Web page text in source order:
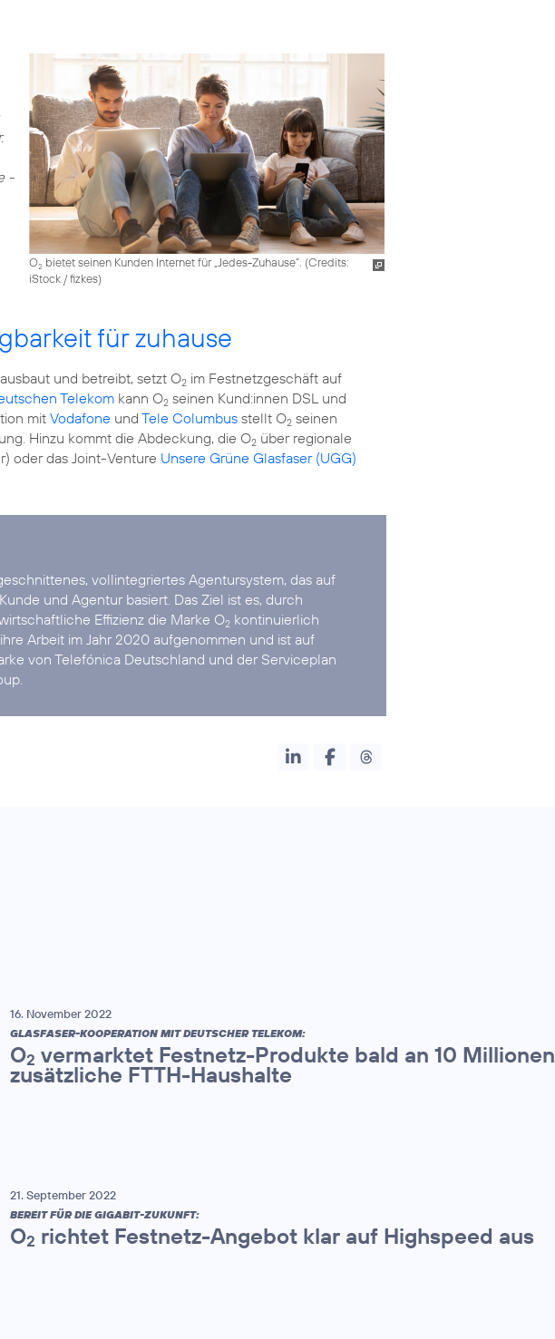
O2bietet seinen Kunden Internet für „Jedes-Zuhause“. (Credits:
iStock / fizkes)
-
für zuhause
und betreibt, setzt O2 im Festnetzgeschäft auf
Telekom kann O2 seinen Kund:innen DSL und
mit Vodafone und Tele Columbus stellt O2 seinen
Hinzu kommt die Abdeckung, die O2 über regionale
oder das Joint-Venture Unsere Grüne Glasfaser (UGG)
vollintegriertes Agentursystem, das auf
und Agentur basiert. Das Ziel ist es, durch
Effizienz die Marke O2 kontinuierlich
Arbeit im Jahr 2020 aufgenommen und ist auf
von Telefónica Deutschland und der Serviceplan
16. November 2022
GLASFASER-KOOPERATION MIT DEUTSCHER TELEKOM:
O2 vermarktet Festnetz-Produkte bald an 10 Millionen
zusätzliche FTTH-Haushalte
21. September 2022
BEREIT FÜR DIE GIGABIT-ZUKUNFT:
O2 richtet Festnetz-Angebot klar auf Highspeed aus